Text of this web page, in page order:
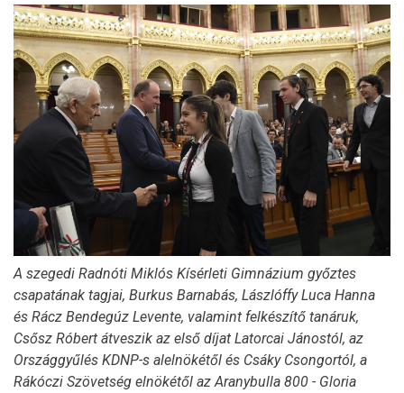
A szegedi Radnóti Miklós Kísérleti Gimnázium győztes
csapatának tagjai, Burkus Barnabás, Lászlóffy Luca Hanna
és Rácz Bendegúz Levente, valamint felkészítő tanáruk,
Csősz Róbert átveszik az első díjat Latorcai Jánostól, az
Országgyűlés KDNP-s alelnökétől és Csáky Csongortól, a
Rákóczi Szövetség elnökétől az Aranybulla 800 - Gloria